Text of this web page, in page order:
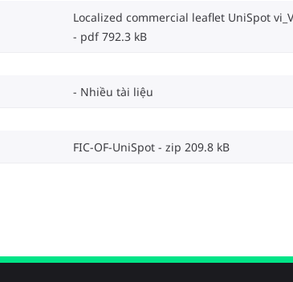
Localized commercial leaflet UniSpot
pdf 792.3 kB
Nhiều tài liệu
FIC-OF-UniSpot zip 209.8 kB